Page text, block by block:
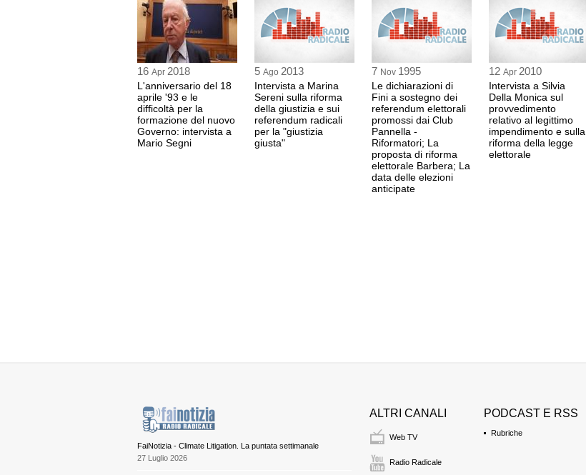
16 Apr 2018
L'anniversario del 18
aprile '93 e le
difficoltà per la
formazione del nuovo
Governo: intervista a
Mario Segni
5 Ago 2013
Intervista a Marina
Sereni sulla riforma
della giustizia e sui
referendum radicali
per la "giustizia
giusta"
7 Nov 1995
Le dichiarazioni di
Fini a sostegno dei
referendum elettorali
promossi dai Club
Pannella -
Riformatori; La
proposta di riforma
elettorale Barbera; La
data delle elezioni
anticipate
12 Apr 2010
Intervista a Silvia
Della Monica sul
provvedimento
relativo al legittimo
impendimento e sulla
riforma della legge
elettorale
FaiNotizia - Climate Litigation. La puntata settimanale
27 Luglio 2026
ALTRI CANALI
Web TV
Radio Radicale
PODCAST E RSS
Rubriche